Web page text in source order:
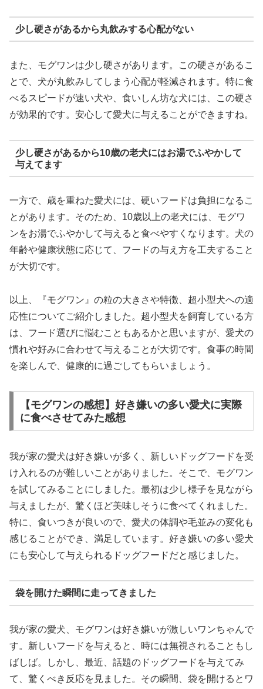
少し硬さがあるから丸飲みする心配がない
また、モグワンは少し硬さがあります。この硬さがあるこ
とで、犬が丸飲みしてしまう心配が軽減されます。特に食
べるスピードが速い犬や、食いしん坊な犬には、この硬さ
が効果的です。安心して愛犬に与えることができますね。
少し硬さがあるから10歳の老犬にはお湯でふやかして
与えてます
一方で、歳を重ねた愛犬には、硬いフードは負担になるこ
とがあります。そのため、10歳以上の老犬には、モグワ
ンをお湯でふやかして与えると食べやすくなります。犬の
年齢や健康状態に応じて、フードの与え方を工夫すること
が大切です。
以上、『モグワン』の粒の大きさや特徴、超小型犬への適
応性についてご紹介しました。超小型犬を飼育している方
は、フード選びに悩むこともあるかと思いますが、愛犬の
慣れや好みに合わせて与えることが大切です。食事の時間
を楽しんで、健康的に過ごしてもらいましょう。
【モグワンの感想】好き嫌いの多い愛犬に実際
に食べさせてみた感想
我が家の愛犬は好き嫌いが多く、新しいドッグフードを受
け入れるのが難しいことがありました。そこで、モグワン
を試してみることにしました。最初は少し様子を見ながら
与えましたが、驚くほど美味しそうに食べてくれました。
特に、食いつきが良いので、愛犬の体調や毛並みの変化も
感じることができ、満足しています。好き嫌いの多い愛犬
にも安心して与えられるドッグフードだと感じました。
袋を開けた瞬間に走ってきました
我が家の愛犬、モグワンは好き嫌いが激しいワンちゃんで
す。新しいフードを与えると、時には無視されることもし
ばしば。しかし、最近、話題のドッグフードを与えてみ
て、驚くべき反応を見ました。その瞬間、袋を開けるとワ